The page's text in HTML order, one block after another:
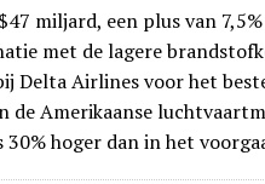
miljard, een plus van
met de lagere
Delta Airlines voor het
de Amerikaanse
30% hoger dan in het